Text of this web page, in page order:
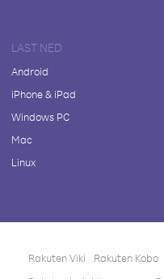
LAST NED
Android
iPhone & iPad
Windows PC
Mac
Linux
Rakuten Viki Rakuten Kobo